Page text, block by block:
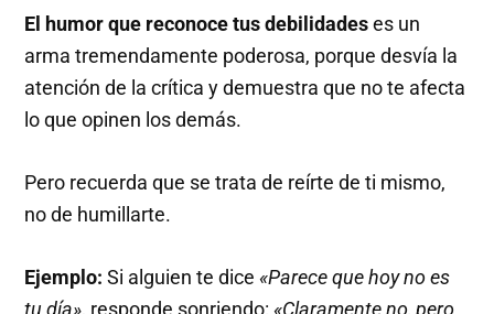
El humor que reconoce tus debilidadeses un
arma tremendamente poderosa, porque desvía la
atención de la crítica y demuestra que no te afecta
lo que opinen los demás.
Pero recuerda que se trata de reírte de ti mismo,
no de humillarte.
Ejemplo: Si alguien te dice«Parece que hoy no es